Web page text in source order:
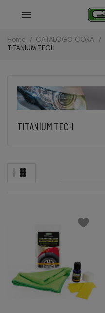
Home CATALOGO CORA
TITANIUM TECH
TITANIUM TECH